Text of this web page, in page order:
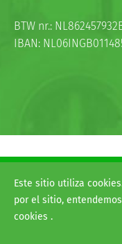
BTW nr.:
IBAN:
Este sitio utiliza
por el sitio,
cookies .